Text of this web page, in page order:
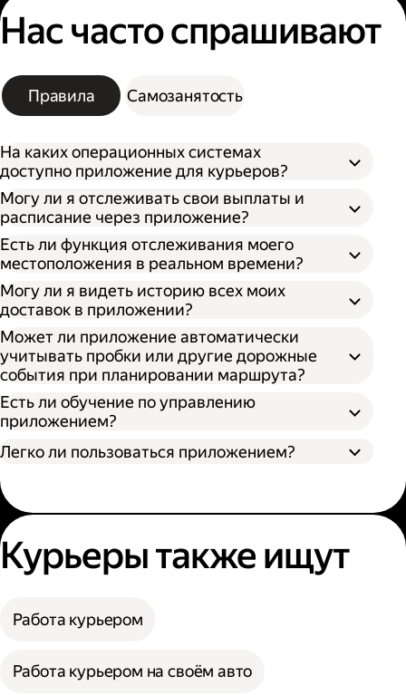
Нас часто спрашивают
Правила Самозанятость
На каких операционных системах
доступно приложение для курьеров?
Могу ли я отслеживать свои выплаты и
расписание через приложение?
Есть ли функция отслеживания моего
местоположения в реальном времени?
Могу ли я видеть историю всех моих
доставок в приложении?
Может ли приложение автоматически
учитывать пробки или другие дорожные
события при планировании маршрута?
Есть ли обучение по управлению
приложением?
Легко ли пользоваться приложением?
Курьеры также ищут
Работа курьером
Работа курьером на своём авто